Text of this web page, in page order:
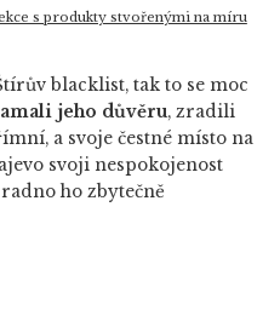
s produkty stvořenými na míru
blacklist, tak to se moc
jeho důvěru, zradili
a svoje čestné místo na
svoji nespokojenost
ho zbytečně